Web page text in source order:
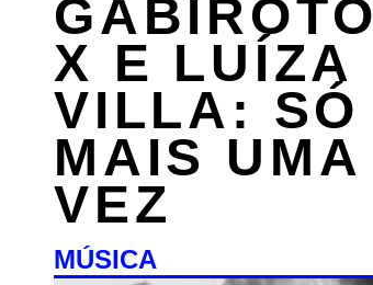
GABIROTO
X E LUÍZA
VILLA: SÓ
MAIS UMA
VEZ
MÚSICA